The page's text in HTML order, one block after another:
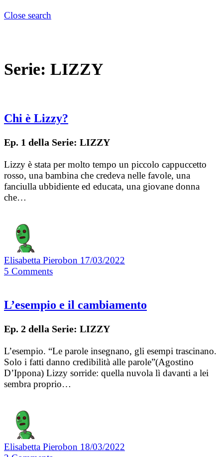
Close search
Serie: LIZZY
Chi è Lizzy?
Ep. 1 della Serie: LIZZY
Lizzy è stata per molto tempo un piccolo cappuccetto
rosso, una bambina che credeva nelle favole, una
fanciulla ubbidiente ed educata, una giovane donna
che…
Elisabetta Pierobon 17/03/2022
5 Comments
L’esempio e il cambiamento
Ep. 2 della Serie: LIZZY
L’esempio. “Le parole insegnano, gli esempi trascinano.
Solo i fatti danno credibilità alle parole”(Agostino
D’Ippona) Lizzy sorride: quella nuvola lì davanti a lei
sembra proprio…
Elisabetta Pierobon 18/03/2022